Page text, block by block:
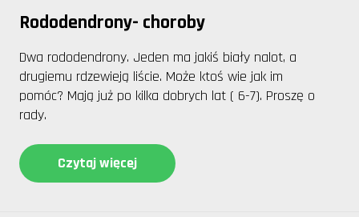
Rododendrony- choroby
Dwa rododendrony. Jeden ma jakiś biały nalot, a
drugiemu rdzewieją liście. Może ktoś wie jak im
pomóc? Mają już po kilka dobrych lat ( 6-7). Proszę o
rady.
Czytaj więcej